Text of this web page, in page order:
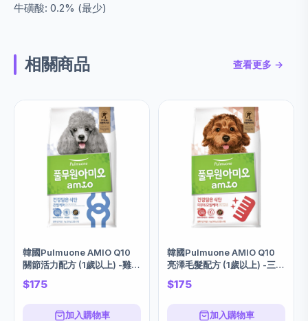
牛磺酸: 0.2% (最少)
相關商品 查看更多 →
韓國Pulmuone AMIO Q10
關節活力配方 (1歲以上) -雞肉
1KG
$175
加入購物車
韓國Pulmuone AMIO Q10
亮澤毛髮配方 (1歲以上) -三文
魚味 1KG
$175
加入購物車